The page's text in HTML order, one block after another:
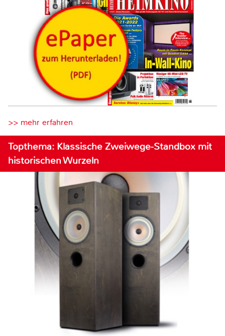
>> mehr erfahren
Topthema: Klassische Zweiwege-Standbox mit
historischen Wurzeln